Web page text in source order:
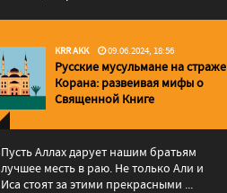
KRR AKK 09.06.2024, 18:56
Русские мусульмане на страже
Корана: pазвеивая мифы о
Священной Книге
Пусть Аллах дарует нашим братьям
лучшее месть в раю. Не только Али и
Иса стоят за этими прекрасными ...